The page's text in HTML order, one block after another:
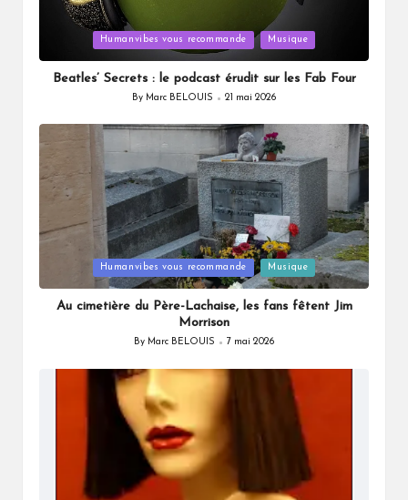
in
Humanvibes vous recommande Musique
Beatles’ Secrets : le podcast érudit sur les Fab Four
Posted
By Marc BELOUIS 21 mai 2026
in
Humanvibes vous recommande Musique
Au cimetière du Père-Lachaise, les fans fêtent Jim
Morrison
Posted
By Marc BELOUIS 7 mai 2026